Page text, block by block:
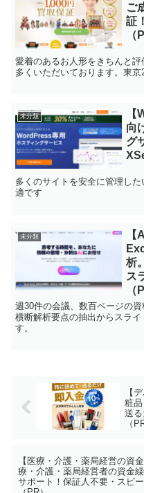
ご
証
（
愛着のあるお人形をきちんと
多くいただいております。東
未分類
向
グ
多くのサイトを安全に管理し
適です
未分類
【
析
ス
（
週30件の会議、数百ページの
横断解析要点の抽出からスラ
す。
【
粧
送
（
【医療・介護・薬局経営の資
療・介護・薬局経営者の資金
サポート！保証人不要・スピー